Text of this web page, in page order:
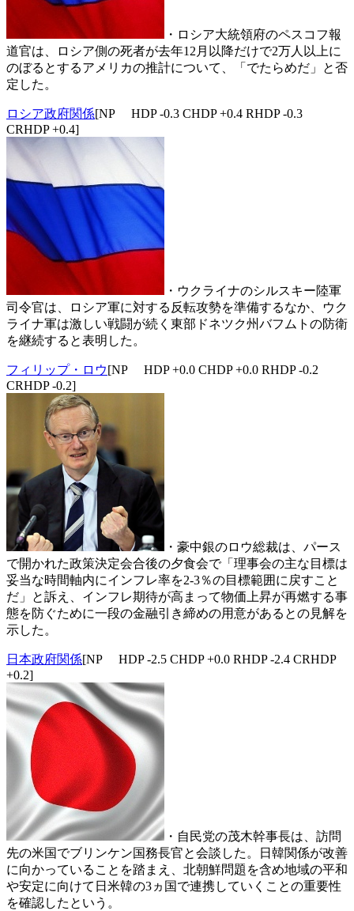
・ロシア大統領府のペスコフ報
道官は、ロシア側の死者が去年12月以降だけで2万人以上に
のぼるとするアメリカの推計について、「でたらめだ」と否
定した。
ロシア政府関係[NP HDP -0.3 CHDP +0.4 RHDP -0.3
CRHDP +0.4]
・ウクライナのシルスキー陸軍
司令官は、ロシア軍に対する反転攻勢を準備するなか、ウク
ライナ軍は激しい戦闘が続く東部ドネツク州バフムトの防衛
を継続すると表明した。
フィリップ・ロウ[NP HDP +0.0 CHDP +0.0 RHDP -0.2
CRHDP -0.2]
・豪中銀のロウ総裁は、パース
で開かれた政策決定会合後の夕食会で「理事会の主な目標は
妥当な時間軸内にインフレ率を2-3％の目標範囲に戻すこと
だ」と訴え、インフレ期待が高まって物価上昇が再燃する事
態を防ぐために一段の金融引き締めの用意があるとの見解を
示した。
日本政府関係[NP HDP -2.5 CHDP +0.0 RHDP -2.4 CRHDP
+0.2]
・自民党の茂木幹事長は、訪問
先の米国でブリンケン国務長官と会談した。日韓関係が改善
に向かっていることを踏まえ、北朝鮮問題を含め地域の平和
や安定に向けて日米韓の3ヵ国で連携していくことの重要性
を確認したという。